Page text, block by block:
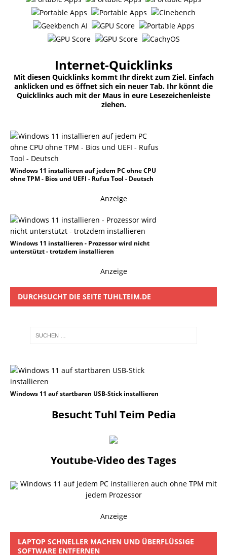
Internet-Quicklinks
Mit diesen Quicklinks kommt Ihr direkt zum Ziel. Einfach
anklicken und es öffnet sich ein neuer Tab. Ihr könnt die
Quicklinks auch mit der Maus in eure Lesezeichenleiste
ziehen.
Windows 11 installieren auf jedem PC ohne CPU
ohne TPM - Bios und UEFI - Rufus Tool - Deutsch
Anzeige
Windows 11 installieren - Prozessor wird nicht
unterstützt - trotzdem installieren
Anzeige
DURCHSUCHT DIE SEITE TUHLTEIM.DE
Windows 11 auf startbaren USB-Stick installieren
Besucht Tuhl Teim Pedia
Youtube-Video des Tages
Windows 11 auf jedem PC installieren auch ohne TPM mit
jedem Prozessor
Anzeige
LAPTOP SCHNELLER MACHEN UND ÜBERFLÜSSIGE
SOFTWARE ENTFERNEN